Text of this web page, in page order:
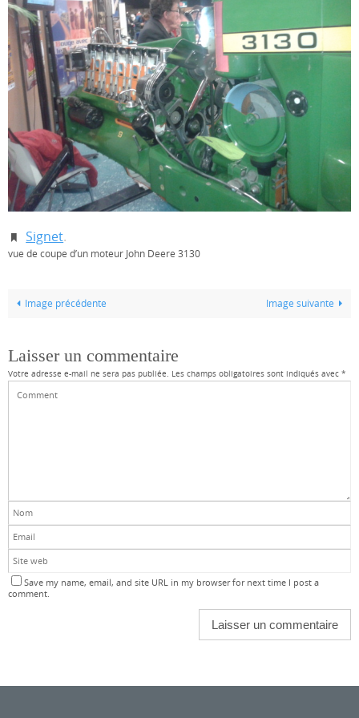
Signet.
vue de coupe d’un moteur John Deere 3130
Image précédente Image suivante
Laisser un commentaire
Votre adresse e-mail ne sera pas publiée. Les champs obligatoires sont indiqués avec *
Save my name, email, and site URL in my browser for next time I post a
comment.